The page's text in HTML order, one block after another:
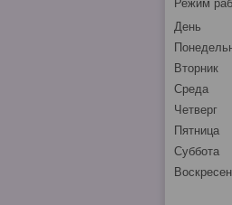
Режим
День
Вторник
Среда
Четверг
Пятница
Суббота